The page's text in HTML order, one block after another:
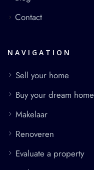
Contact
NAVIGATION
Sell your home
Buy your dream home
Makelaar
Renoveren
Evaluate a property